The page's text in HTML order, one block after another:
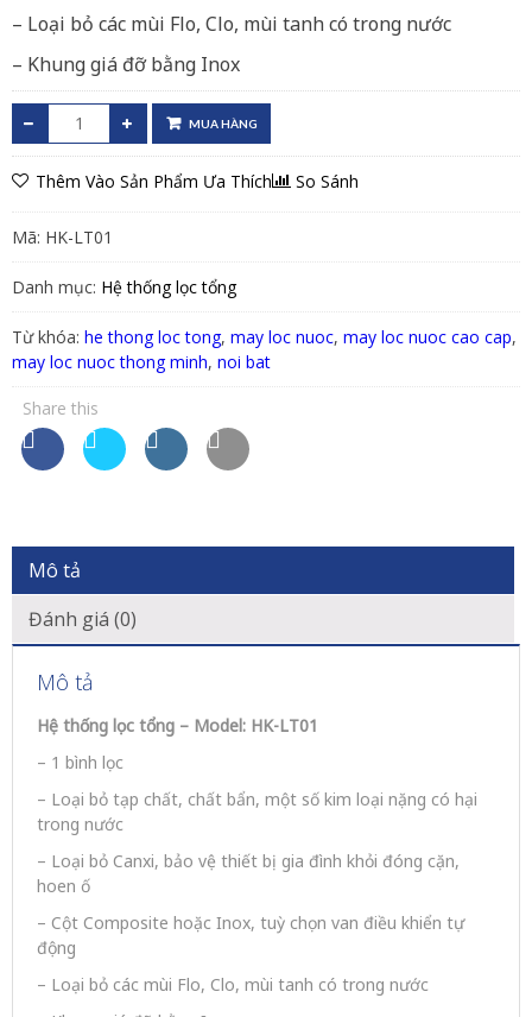
– Loại bỏ các mùi Flo, Clo, mùi tanh có trong nước
– Khung giá đỡ bằng Inox
MUA HÀNG
Thêm Vào Sản Phẩm Ưa Thích So Sánh
Mã: HK-LT01
Danh mục: Hệ thống lọc tổng
Từ khóa: he thong loc tong, may loc nuoc, may loc nuoc cao cap,
may loc nuoc thong minh, noi bat
Share this
Mô tả
Đánh giá (0)
Mô tả
Hệ thống lọc tổng – Model: HK-LT01
– 1 bình lọc
– Loại bỏ tạp chất, chất bẩn, một số kim loại nặng có hại
trong nước
– Loại bỏ Canxi, bảo vệ thiết bị gia đình khỏi đóng cặn,
hoen ố
– Cột Composite hoặc Inox, tuỳ chọn van điều khiển tự
động
– Loại bỏ các mùi Flo, Clo, mùi tanh có trong nước